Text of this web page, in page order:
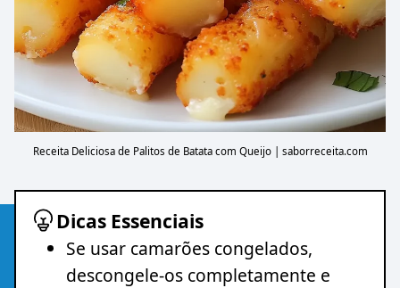
Receita Deliciosa de Palitos de Batata com Queijo | saborreceita.com
Dicas Essenciais
Se usar camarões congelados,
descongele-os completamente e